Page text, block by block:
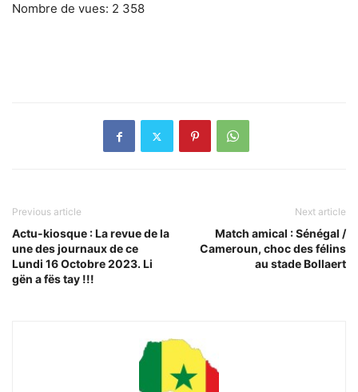
Nombre de vues: 2 358
Previous article
Actu-kiosque : La revue de la
une des journaux de ce
Lundi 16 Octobre 2023. Li
gën a fës tay !!!
Next article
Match amical : Sénégal /
Cameroun, choc des félins
au stade Bollaert